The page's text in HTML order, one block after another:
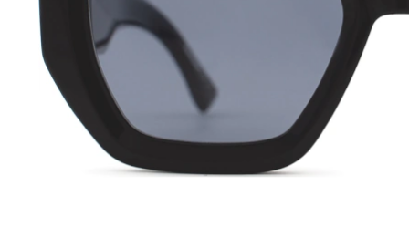
Μήκος σκελετού
41 mm
Ύψος φακού
53 mm
Μήκος φακού
Μήκος